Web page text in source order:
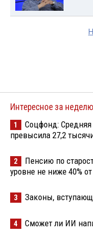
Интересное за неделю
1
Соцфонд: Средняя
превысила 27,2
2
Пенсию по
уровне не ниже 40%
3 Законы,
4 Сможет ли ИИ